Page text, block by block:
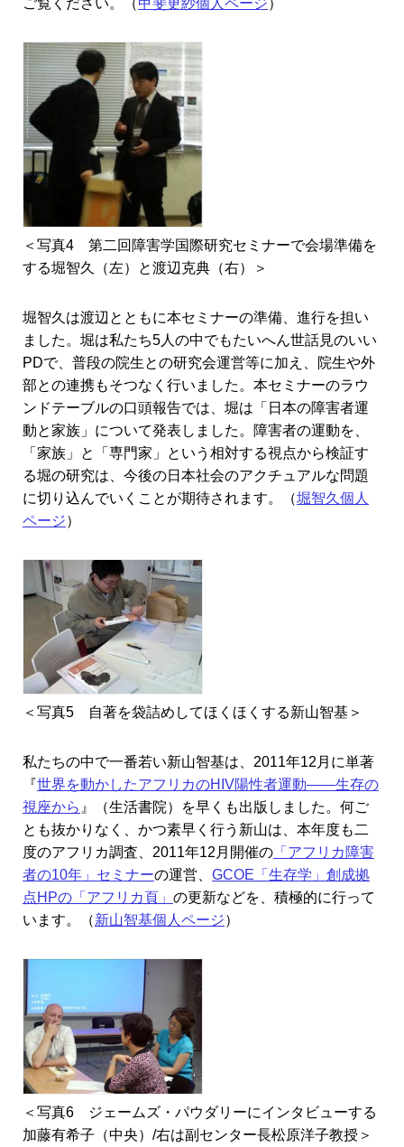
ご覧ください。（ 甲斐更紗個人ページ ）
＜写真4 第二回障害学国際研究セミナーで会場準備を
する堀智久（左）と渡辺克典（右）＞
堀智久は渡辺とともに本セミナーの準備、進行を担い
ました。堀は私たち5人の中でもたいへん世話見のいい
PDで、普段の院生との研究会運営等に加え、院生や外
部との連携もそつなく行いました。本セミナーのラウ
ンドテーブルの口頭報告では、堀は「日本の障害者運
動と家族」について発表しました。障害者の運動を、
「家族」と「専門家」という相対する視点から検証す
る堀の研究は、今後の日本社会のアクチュアルな問題
に切り込んでいくことが期待されます。（堀智久個人
ページ）
＜写真5 自著を袋詰めしてほくほくする新山智基＞
私たちの中で一番若い新山智基は、2011年12月に単著
『 世界を動かしたアフリカのHIV陽性者運動――生存の
視座から 』（生活書院）を早くも出版しました。何ご
とも抜かりなく、かつ素早く行う新山は、本年度も二
度のアフリカ調査、2011年12月開催の 「アフリカ障害
者の10年」セミナーの運営、 GCOE「生存学」創成拠
点HPの「アフリカ頁」 の更新などを、積極的に行って
います。（新山智基個人ページ）
＜写真6 ジェームズ・パウダリーにインタビューする
加藤有希子（中央）/右は副センター長松原洋子教授＞